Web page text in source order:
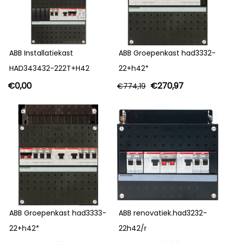
ABB Installatiekast
HAD343432-222T+H42
€0,00
ABB Groepenkast had3332-
22+h42*
€774,19 €270,97
ABB Groepenkast had3333-
22+h42*
ABB renovatiek.had3232-
22h42/r